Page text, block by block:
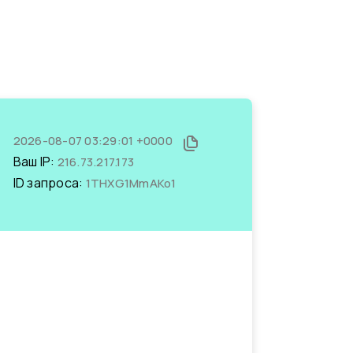
2026-08-07 03:29:01 +0000
Ваш IP: 216.73.217.173
ID запроса: 1THXG1MmAKo1